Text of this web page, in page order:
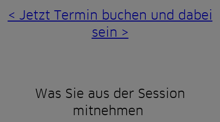
< Jetzt Termin buchen und dabei
sein >
Was Sie aus der Session
mitnehmen